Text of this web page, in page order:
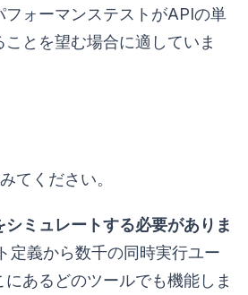
フォーマンステストがAPIの単
とを望む場合に適していま
てください。
シミュレートする必要がありま
定義から数千の同時実行ユー
あるどのツールでも機能しま